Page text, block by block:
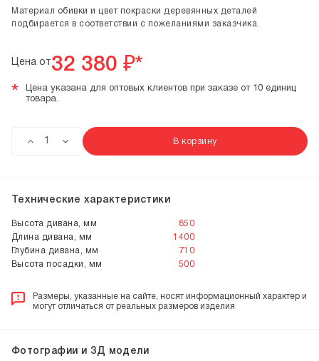
Материал обивки и цвет покраски деревянных деталей
подбирается в соответствии с пожеланиями заказчика.
Цена от32 380 ₽*
*
Цена указана для оптовых клиентов при заказе от 10 единиц
товара.
В корзину
Технические характеристики
Высота дивана, мм
850
Длина дивана, мм
1400
Глубина дивана, мм
710
Высота посадки, мм
500
Размеры, указанные на сайте, носят информационный характер и
могут отличаться от реальных размеров изделия
Фотографии и 3Д модели